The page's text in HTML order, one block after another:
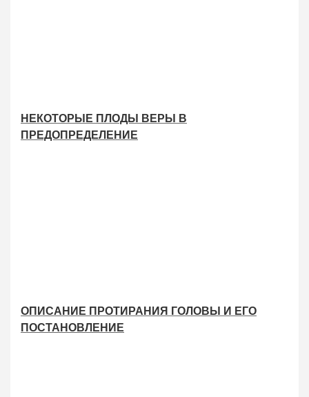
НЕКОТОРЫЕ ПЛОДЫ ВЕРЫ В
ПРЕДОПРЕДЕЛЕНИЕ
ОПИСАНИЕ ПРОТИРАНИЯ ГОЛОВЫ И ЕГО
ПОСТАНОВЛЕНИЕ